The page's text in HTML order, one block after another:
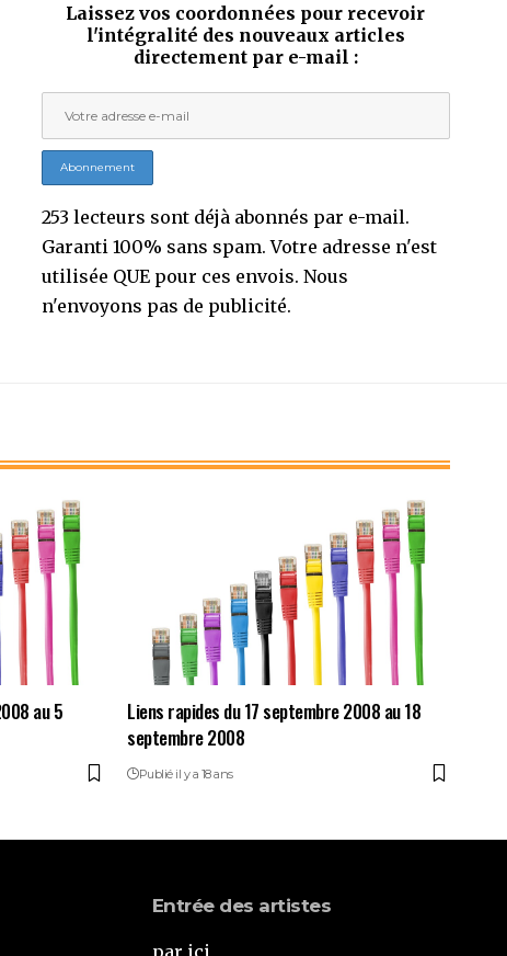
Laissez vos coordonnées pour recevoir
l'intégralité des nouveaux articles
directement par e-mail :
253 lecteurs sont déjà abonnés par e-mail.
Garanti 100% sans spam. Votre adresse n'est
utilisée QUE pour ces envois. Nous
n'envoyons pas de publicité.
au 5
Liens rapides du 17 septembre 2008 au 18
septembre 2008
Publié il y a 18 ans
Entrée des artistes
par ici